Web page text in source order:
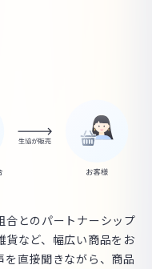
合とのパートナーシップ
貨など、幅広い商品をお
直接聞きながら、商品